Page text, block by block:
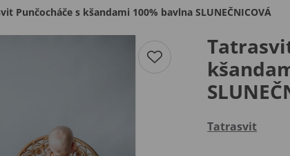
Punčocháče s kšandami 100% bavlna SLUNEČNICOVÁ
Tatrasvit